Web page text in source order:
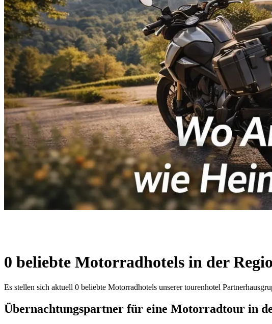
0 beliebte Motorradhotels in der
Es stellen sich aktuell 0 beliebte Motorradhotels unserer tourenhotel
Übernachtungspartner für eine Motorradtour in